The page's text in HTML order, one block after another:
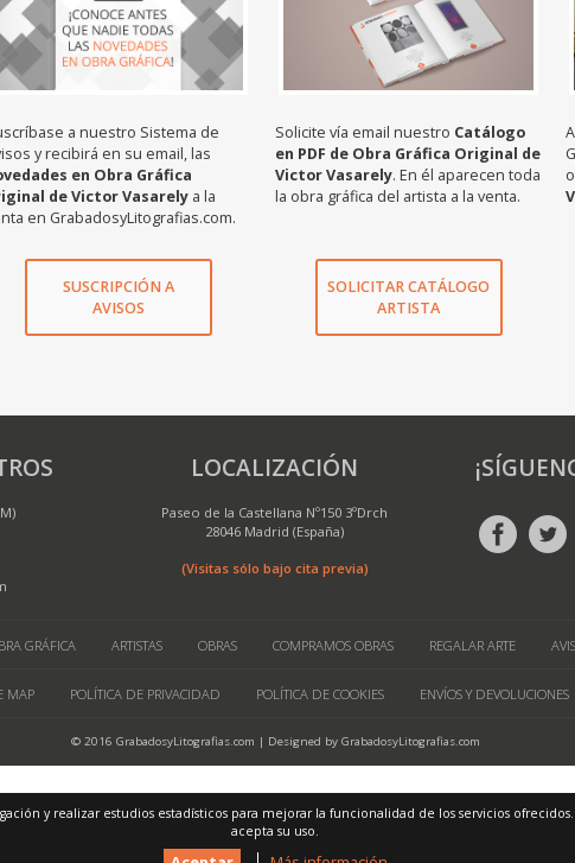
a nuestro Sistema de
y recibirá en su email, las
en Obra Gráfica
de Victor Vasarely a la
en GrabadosyLitografias.com.
SUSCRIPCIÓN A
AVISOS
Solicite vía email nuestro Catálogo
en PDF de Obra Gráfica Original de
Victor Vasarely. En él aparecen toda
la obra gráfica del artista a la venta.
SOLICITAR CATÁLOGO
ARTISTA
LOCALIZACIÓN
Paseo de la Castellana Nº150 3ºDrch
28046 Madrid (España)
(Visitas sólo bajo cita previa)
GRÁFICA ARTISTAS OBRAS COMPRAMOS OBRAS REGALAR ARTE
MAP POLÍTICA DE PRIVACIDAD POLÍTICA DE COOKIES ENVÍOS Y DEVOLUCIONES
© 2016 GrabadosyLitografias.com | Designed by GrabadosyLitografias.com
y realizar estudios estadísticos para mejorar la funcionalidad de los servicios
acepta su uso.